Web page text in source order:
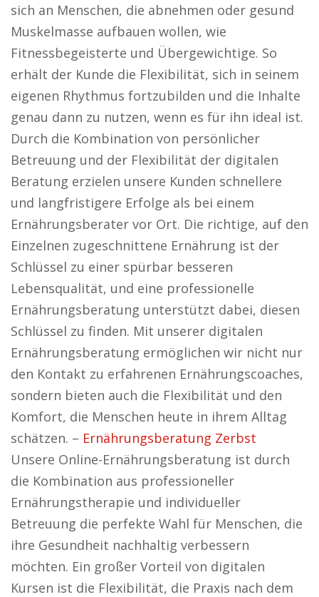
sich an Menschen, die abnehmen oder gesund
Muskelmasse aufbauen wollen, wie
Fitnessbegeisterte und Übergewichtige. So
erhält der Kunde die Flexibilität, sich in seinem
eigenen Rhythmus fortzubilden und die Inhalte
genau dann zu nutzen, wenn es für ihn ideal ist.
Durch die Kombination von persönlicher
Betreuung und der Flexibilität der digitalen
Beratung erzielen unsere Kunden schnellere
und langfristigere Erfolge als bei einem
Ernährungsberater vor Ort. Die richtige, auf den
Einzelnen zugeschnittene Ernährung ist der
Schlüssel zu einer spürbar besseren
Lebensqualität, und eine professionelle
Ernährungsberatung unterstützt dabei, diesen
Schlüssel zu finden. Mit unserer digitalen
Ernährungsberatung ermöglichen wir nicht nur
den Kontakt zu erfahrenen Ernährungscoaches,
sondern bieten auch die Flexibilität und den
Komfort, die Menschen heute in ihrem Alltag
schätzen. – Ernährungsberatung Zerbst
Unsere Online-Ernährungsberatung ist durch
die Kombination aus professioneller
Ernährungstherapie und individueller
Betreuung die perfekte Wahl für Menschen, die
ihre Gesundheit nachhaltig verbessern
möchten. Ein großer Vorteil von digitalen
Kursen ist die Flexibilität, die Praxis nach dem